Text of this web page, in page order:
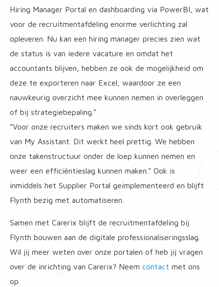
Hiring Manager Portal en dashboarding via PowerBI, wat
voor de recruitmentafdeling enorme verlichting zal
opleveren. Nu kan een hiring manager precies zien wat
de status is van iedere vacature en omdat het
accountants blijven, hebben ze ook de mogelijkheid om
deze te exporteren naar Excel, waardoor ze een
nauwkeurig overzicht mee kunnen nemen in overleggen
of bij strategiebepaling.”
“Voor onze recruiters maken we sinds kort ook gebruik
van My Assistant. Dit werkt heel prettig. We hebben
onze takenstructuur onder de loep kunnen nemen en
weer een efficiëntieslag kunnen maken.” Ook is
inmiddels het Supplier Portal geimplementeerd en blijft
Flynth bezig met automatiseren.
Samen met Carerix blijft de recruitmentafdeling bij
Flynth bouwen aan de digitale professionaliseringsslag.
Wil jij meer weten over onze portalen of heb jij vragen
over de inrichting van Carerix? Neem contact met ons
op.